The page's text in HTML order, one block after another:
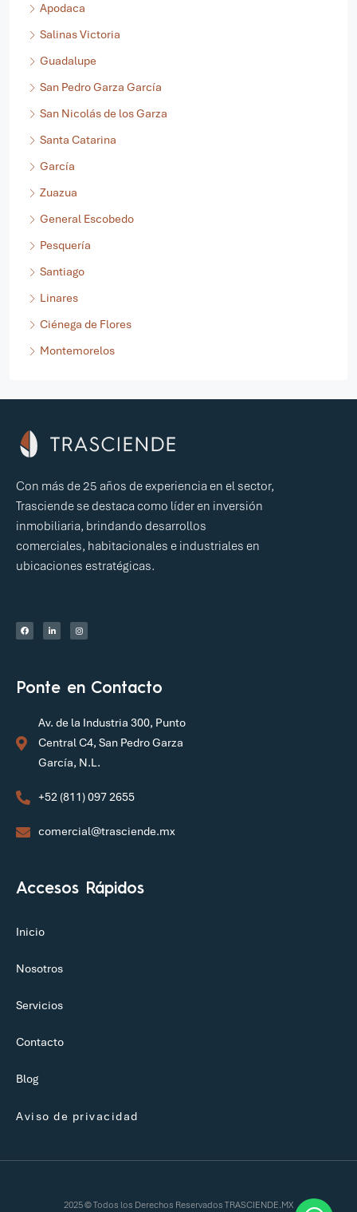
Apodaca
Salinas Victoria
Guadalupe
San Pedro Garza García
San Nicolás de los Garza
Santa Catarina
García
Zuazua
General Escobedo
Pesquería
Santiago
Linares
Ciénega de Flores
Montemorelos
Con más de 25 años de experiencia en el sector,
Trasciende se destaca como líder en inversión
inmobiliaria, brindando desarrollos
comerciales, habitacionales e industriales en
ubicaciones estratégicas.
Ponte en Contacto
Av. de la Industria 300, Punto
Central C4, San Pedro Garza
García, N.L.
+52 (811) 097 2655
comercial@trasciende.mx
Accesos Rápidos
Inicio
Nosotros
Servicios
Contacto
Blog
Aviso de privacidad
2025 © Todos los Derechos Reservados TRASCIENDE.MX